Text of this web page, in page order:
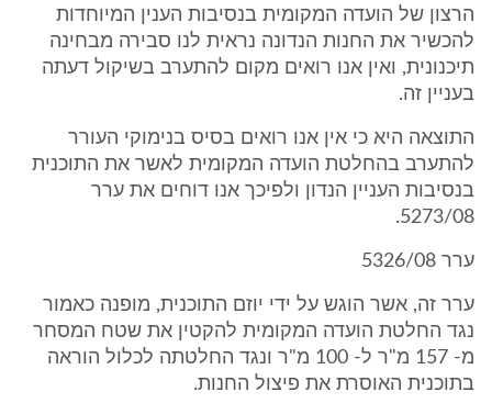
הרצון של הועדה המקומית בנסיבות הענין המיוחדות
להכשיר את החנות הנדונה נראית לנו סבירה מבחינה
תיכנונית, ואין אנו רואים מקום להתערב בשיקול דעתה
בעניין זה.
התוצאה היא כי אין אנו רואים בסיס בנימוקי העורר
להתערב בהחלטת הועדה המקומית לאשר את התוכנית
בנסיבות העניין הנדון ולפיכך אנו דוחים את ערר
5273/08.
ערר 5326/08
ערר זה, אשר הוגש על ידי יוזם התוכנית, מופנה כאמור
נגד החלטת הועדה המקומית להקטין את שטח המסחר
מ- 157 מ"ר ל- 100 מ"ר ונגד החלטתה לכלול הוראה
בתוכנית האוסרת את פיצול החנות.